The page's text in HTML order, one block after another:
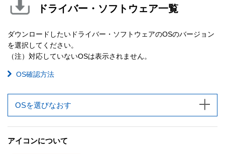
ドライバー・ソフトウェア一覧
ダウンロードしたいドライバー・ソフトウェアのOSのバージョン
を選択してください。
（注）対応していないOSは表示されません。
OS確認方法
OSを選びなおす
アイコンについて